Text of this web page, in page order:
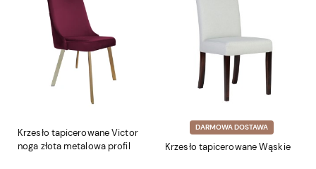
Krzesło tapicerowane Victor
noga złota metalowa profil
DARMOWA DOSTAWA
Krzesło tapicerowane Wąskie